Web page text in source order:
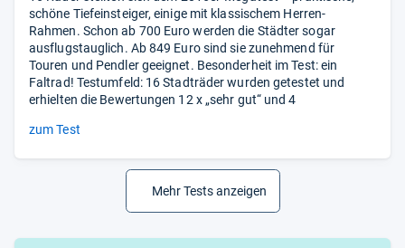
schöne Tiefeinsteiger, einige mit klassischem Herren-
Rahmen. Schon ab 700 Euro werden die Städter sogar
ausflugstauglich. Ab 849 Euro sind sie zunehmend für
Touren und Pendler geeignet. Besonderheit im Test: ein
Faltrad! Testumfeld: 16 Stadträder wurden getestet und
erhielten die Bewertungen 12 x „sehr gut“ und 4
zum Test
Mehr Tests anzeigen